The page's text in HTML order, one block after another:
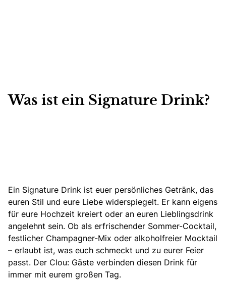
Was ist ein Signature Drink?
Ein Signature Drink ist euer persönliches Getränk, das
euren Stil und eure Liebe widerspiegelt. Er kann eigens
für eure Hochzeit kreiert oder an euren Lieblingsdrink
angelehnt sein. Ob als erfrischender Sommer-Cocktail,
festlicher Champagner-Mix oder alkoholfreier Mocktail
– erlaubt ist, was euch schmeckt und zu eurer Feier
passt. Der Clou: Gäste verbinden diesen Drink für
immer mit eurem großen Tag.